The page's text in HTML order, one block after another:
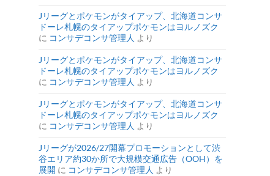
Jリーグとポケモンがタイアップ、北海道コンサ
ドーレ札幌のタイアップポケモンはヨルノズク
に コンサデコンサ管理人 より
Jリーグとポケモンがタイアップ、北海道コンサ
ドーレ札幌のタイアップポケモンはヨルノズク
に コンサデコンサ管理人 より
Jリーグとポケモンがタイアップ、北海道コンサ
ドーレ札幌のタイアップポケモンはヨルノズク
に コンサデコンサ管理人 より
Jリーグが2026/27開幕プロモーションとして渋
谷エリア約30か所で大規模交通広告（OOH）を
展開 に コンサデコンサ管理人 より